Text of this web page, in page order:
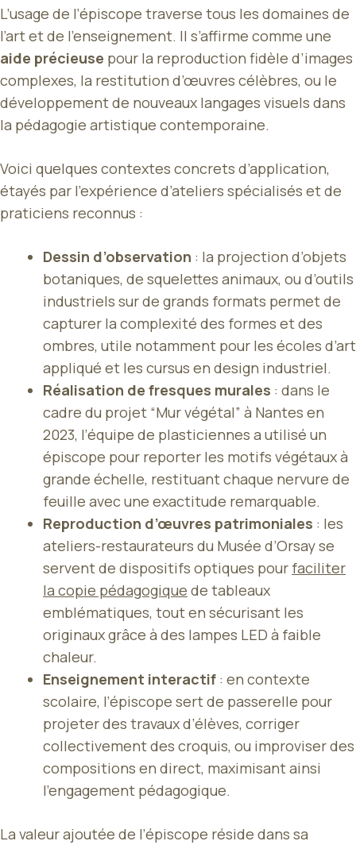
L’usage de l’épiscope traverse tous les domaines de
l’art et de l’enseignement. Il s’affirme comme une
aide précieuse pour la reproduction fidèle d’images
complexes, la restitution d’œuvres célèbres, ou le
développement de nouveaux langages visuels dans
la pédagogie artistique contemporaine.
Voici quelques contextes concrets d’application,
étayés par l’expérience d’ateliers spécialisés et de
praticiens reconnus :
Dessin d’observation : la projection d’objets
botaniques, de squelettes animaux, ou d’outils
industriels sur de grands formats permet de
capturer la complexité des formes et des
ombres, utile notamment pour les écoles d’art
appliqué et les cursus en design industriel.
Réalisation de fresques murales : dans le
cadre du projet “Mur végétal” à Nantes en
2023, l’équipe de plasticiennes a utilisé un
épiscope pour reporter les motifs végétaux à
grande échelle, restituant chaque nervure de
feuille avec une exactitude remarquable.
Reproduction d’œuvres patrimoniales : les
ateliers-restaurateurs du Musée d’Orsay se
servent de dispositifs optiques pour faciliter
la copie pédagogique de tableaux
emblématiques, tout en sécurisant les
originaux grâce à des lampes LED à faible
chaleur.
Enseignement interactif : en contexte
scolaire, l’épiscope sert de passerelle pour
projeter des travaux d’élèves, corriger
collectivement des croquis, ou improviser des
compositions en direct, maximisant ainsi
l’engagement pédagogique.
La valeur ajoutée de l’épiscope réside dans sa